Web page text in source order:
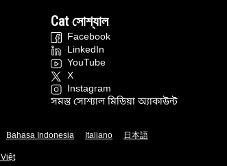
Cat সোশ্যাল
Facebook
LinkedIn
YouTube
X
Instagram
সমস্ত সোশ্যাল মিডিয়া অ্যাকাউন্ট
Bahasa Indonesia Italiano
日本語